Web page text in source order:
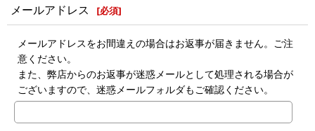
メールアドレス [必須]
メールアドレスをお間違えの場合はお返事が届きません。ご注
意ください。
また、弊店からのお返事が迷惑メールとして処理される場合が
ございますので、迷惑メールフォルダもご確認ください。